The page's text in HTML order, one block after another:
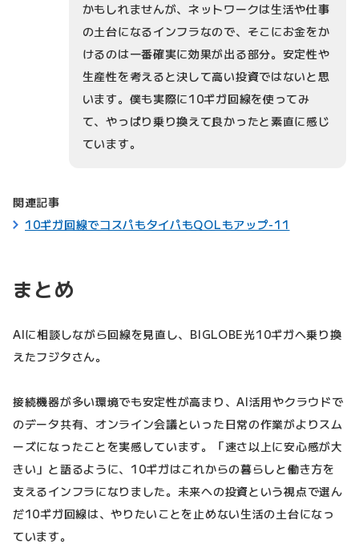
かもしれませんが、ネットワークは生活や仕事
の土台になるインフラなので、そこにお金をか
けるのは一番確実に効果が出る部分。安定性や
生産性を考えると決して高い投資ではないと思
います。僕も実際に10ギガ回線を使ってみ
て、やっぱり乗り換えて良かったと素直に感じ
ています。
関連記事
10ギガ回線でコスパもタイパもQOLもアップ-11
まとめ
AIに相談しながら回線を見直し、BIGLOBE光10ギガへ乗り換
えたフジタさん。
接続機器が多い環境でも安定性が高まり、AI活用やクラウドで
のデータ共有、オンライン会議といった日常の作業がよりスム
ーズになったことを実感しています。「速さ以上に安心感が大
きい」と語るように、10ギガはこれからの暮らしと働き方を
支えるインフラになりました。未来への投資という視点で選ん
だ10ギガ回線は、やりたいことを止めない生活の土台になっ
ています。